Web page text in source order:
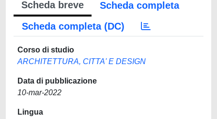
Scheda breve
Scheda completa
Scheda completa (DC)
Corso di studio
ARCHITETTURA, CITTA' E DESIGN
Data di pubblicazione
10-mar-2022
Lingua